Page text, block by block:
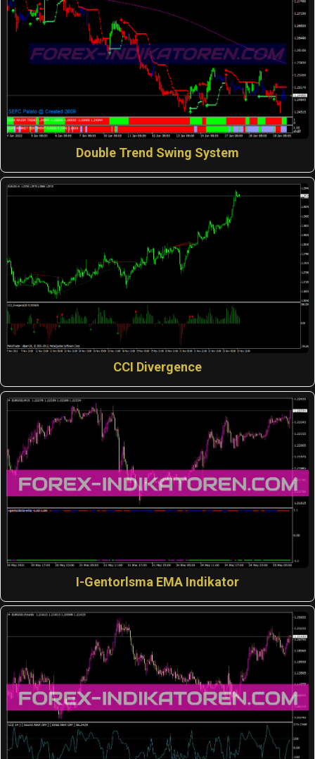
Double Trend Swing System
CCI Divergence
I-Gentorlsma EMA Indikator